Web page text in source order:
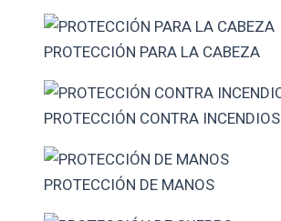
PROTECCIÓN PARA LA CABEZA
PROTECCIÓN CONTRA INCENDIOS
PROTECCIÓN DE MANOS